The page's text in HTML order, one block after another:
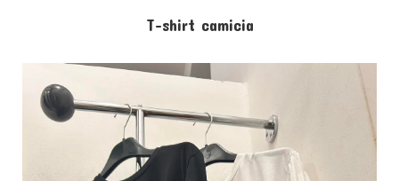
T-shirt camicia